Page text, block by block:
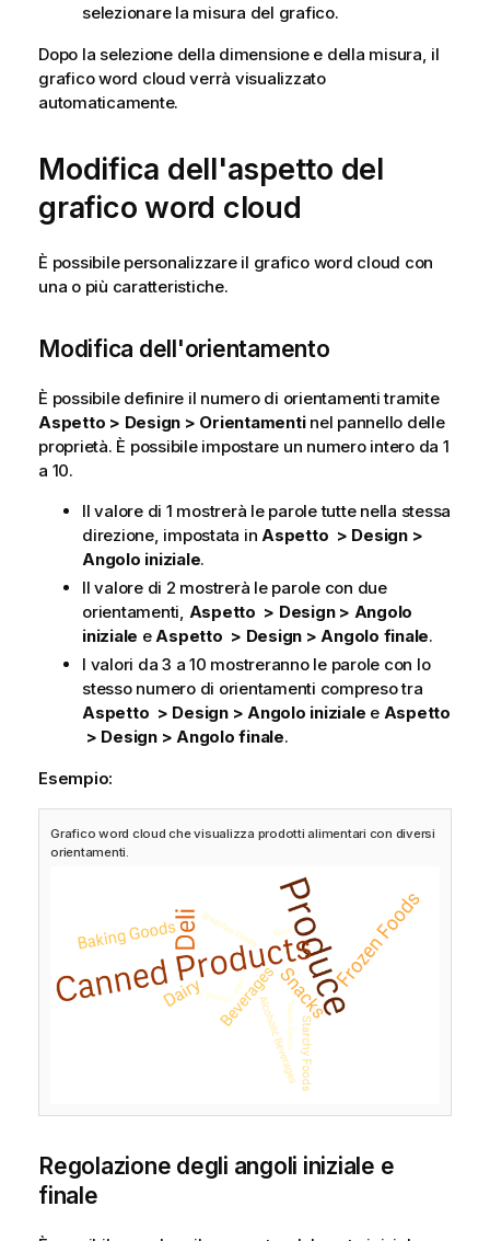
selezionare la misura del grafico.
Dopo la selezione della dimensione e della misura, il
grafico word cloud verrà visualizzato
automaticamente.
Modifica dell'aspetto del
grafico word cloud
È possibile personalizzare il grafico word cloud con
una o più caratteristiche.
Modifica dell'orientamento
È possibile definire il numero di orientamenti tramite
Aspetto > Design > Orientamentinel pannello delle
proprietà. È possibile impostare un numero intero da 1
a 10.
Il valore di 1 mostrerà le parole tutte nella stessa
direzione, impostata in Aspetto > Design >
Angolo iniziale.
Il valore di 2 mostrerà le parole con due
orientamenti, Aspetto > Design > Angolo
iniziale eAspetto > Design > Angolo finale.
I valori da 3 a 10 mostreranno le parole con lo
stesso numero di orientamenti compreso tra
Aspetto > Design > Angolo iniziale e Aspetto
> Design > Angolo finale.
Esempio:
Grafico word cloud che visualizza prodotti alimentari con diversi
orientamenti.
Regolazione degli angoli iniziale e
finale